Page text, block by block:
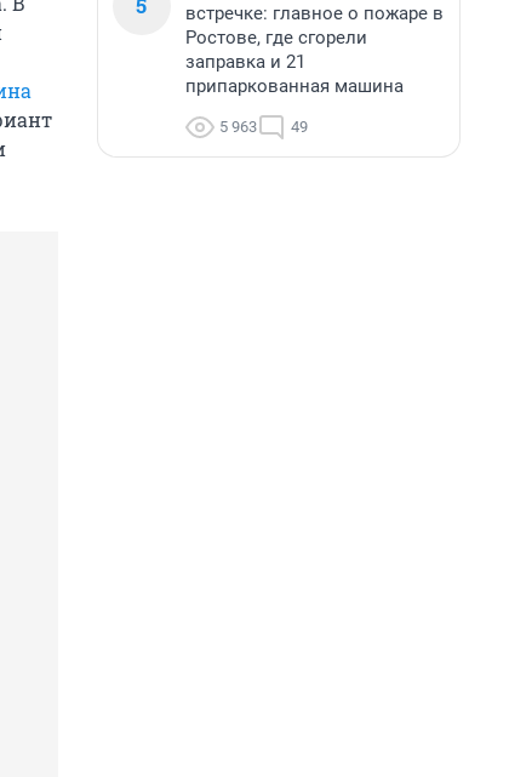
встречке: главное о пожаре в
Ростове, где сгорели
заправка и 21
припаркованная машина
5 963 49